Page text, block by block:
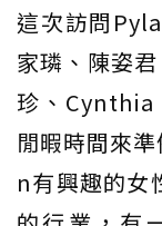
這次訪問
家璘、陳姿
珍、Cynthia
閒暇時間來
n有興趣的女